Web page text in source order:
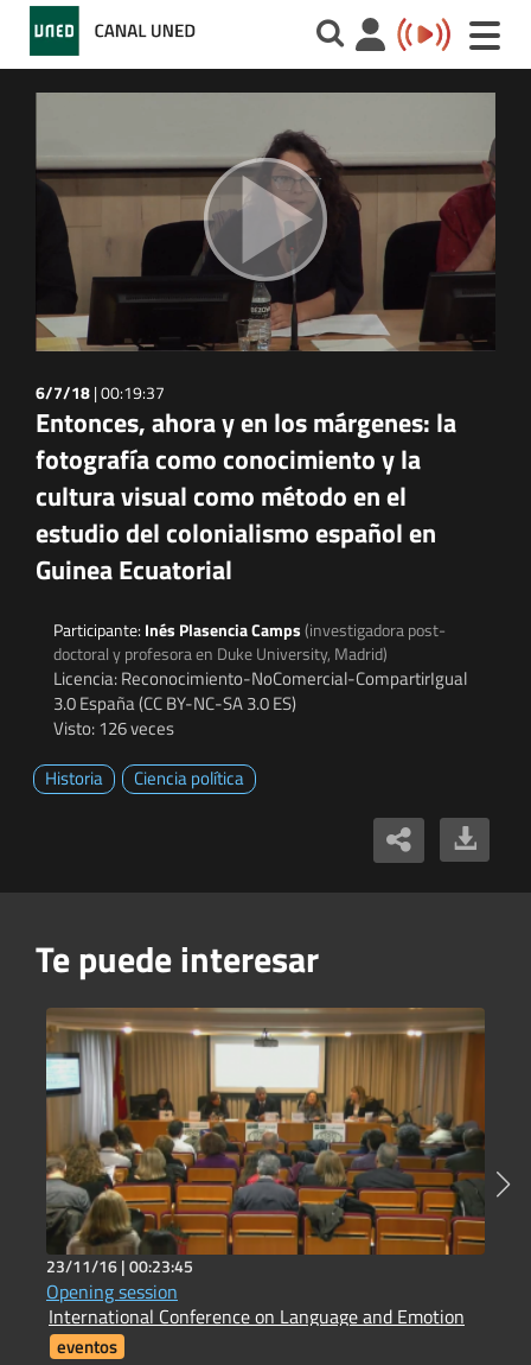
Toggle
6/7/18|00:19:37
Entonces, ahora y en los márgenes: la
fotografía como conocimiento y la
cultura visual como método en el
estudio del colonialismo español en
Guinea Ecuatorial
Participante: Inés Plasencia Camps(investigadora post-
doctoral y profesora en Duke University, Madrid)
Licencia: Reconocimiento-NoComercial-CompartirIgual
3.0 España (CC BY-NC-SA 3.0 ES)
Visto: 126 veces
Historia
Ciencia política
Te puede interesar
23/11/16 |00:23:45
Opening session
International Conference on Language and Emotion
eventos